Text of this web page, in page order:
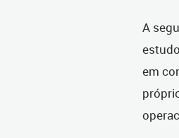
A
em